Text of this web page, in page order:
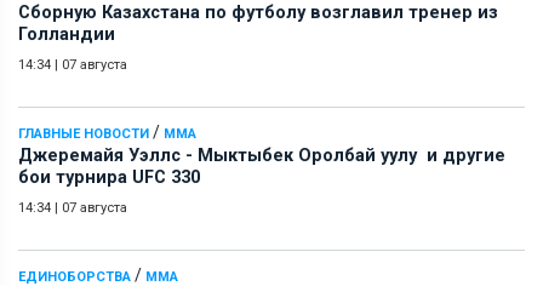
Сборную Казахстана по футболу возглавил тренер из
Голландии
14:34 | 07 августа
ГЛАВНЫЕ НОВОСТИ / ММА
Джеремайя Уэллс - Мыктыбек Оролбай уулу и другие
бои турнира UFC 330
14:34 | 07 августа
ЕДИНОБОРСТВА / ММА